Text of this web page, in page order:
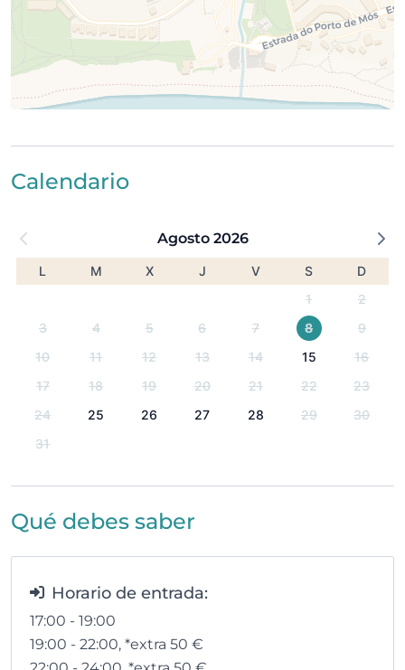
Calendario
Agosto 2026
L M X J V S
D
1
2
3
4 5 6 7 8
9
10
11 12 13 14 15
16
17
18 19 20 21 22
23
24
25 26 27 28 29
30
31
Qué debes saber
Horario de entrada:
17:00 - 19:00
19:00 - 22:00, *extra 50 €